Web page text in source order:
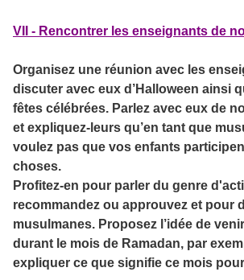
VII - Rencontrer les enseignants de
Organisez une réunion avec les
discuter avec eux d’Halloween ainsi
fêtes célébrées. Parlez avec eux de
et expliquez-leurs qu’en tant que
voulez pas que vos enfants
choses.
Profitez-en pour parler du genre
recommandez ou approuvez et pour
musulmanes. Proposez l’idée de
durant le mois de Ramadan, par
expliquer ce que signifie ce mois